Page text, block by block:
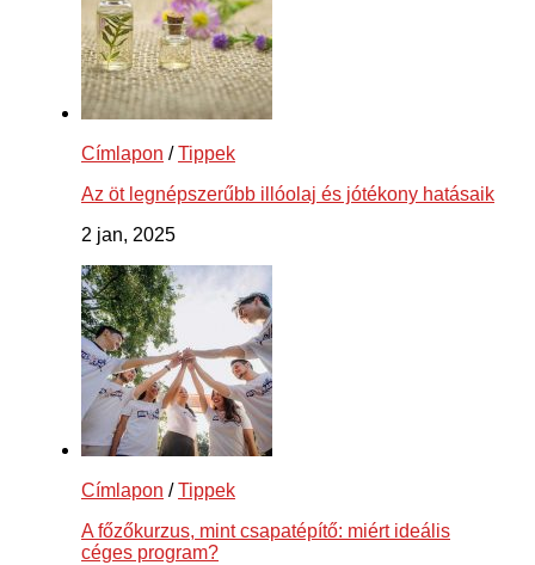
Címlapon /Tippek
Az öt legnépszerűbb illóolaj és jótékony hatásaik
2 jan, 2025
Címlapon /Tippek
A főzőkurzus, mint csapatépítő: miért ideális
céges program?